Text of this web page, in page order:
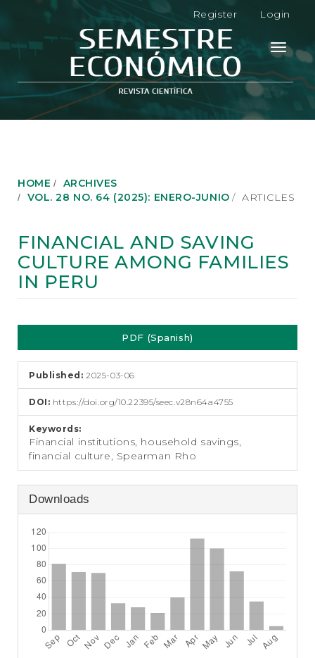
g
n
n
C
o
n
S
d
b
Register Login
Toggle
HOME
ARCHIVES
VOL. 28 NO. 64 (2025): ENERO-JUNIO
ARTICLES
FINANCIAL AND SAVING
CULTURE AMONG FAMILIES
IN PERU
Article
Sidebar
PDF (Spanish)
Published:2025-03-06
DOI: https://doi.org/10.22395/seec.v28n64a4755
Keywords:
Financial institutions, household savings,
financial culture, Spearman Rho
Downloads